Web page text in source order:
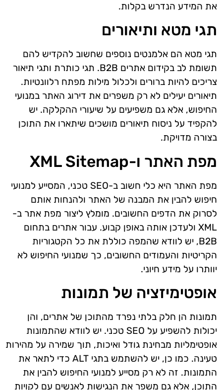
את המידע הנדרש בקלות.
תגי מטא ותיאורים
תגי מטא הם אלמנטים נוספים שחשוב להקדיש להם
תשומת לב בקידום אתרים B2B. תגי כותרת ותגי תיאור
צריכים להיות ברורים ולכלול מילות מפתח רלוונטיות.
תיאורים יעילים לא רק משפרים את דירוג האתר במנועי
החיפוש, אלא גם משפיעים על שיעורי ההקלקה. יש
להקפיד על ניסוח תיאורים מושכים שיתארו את התוכן
בצורה מדויקת.
מפת האתר ו-XML Sitemap
מפת האתר היא כלי חשוב ב-SEO טכני, המסייע למנועי
חיפוש להבין את המבנה של האתר ולהנחות אותם
לסרוק את הדפים החשובים. מומלץ ליצור מפת אתר ב-
XML ולעדכן אותה באופן קבוע. עבור אתרים בתחום
B2B, יש לוודא שהמפה כוללת את כל הקטגוריות
הקריטיות והעמודים החשובים, כך שמנועי החיפוש לא
יוותרו על מידע חיוני.
אופטימיזציה של תמונות
תמונות הן חלק בלתי נפרד מהתוכן של אתרים, והן
יכולות להשפיע על SEO טכני. יש לוודא שהתמונות
אופטימליות מבחינת גודל ואיכות, תוך שמירה על מהירות
טעינה. כמו כן, יש להשתמש בתגי ALT כדי לתאר את
התמונות. זה לא רק מסייע למנועי החיפוש להבין את
התוכן, אלא גם משפר את הנגישות לאנשים עם לקויות